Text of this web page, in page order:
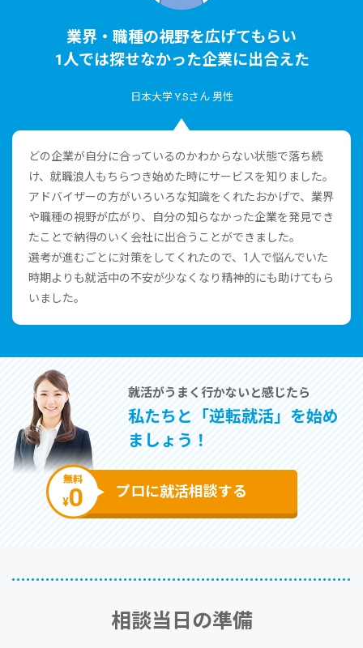
業界・職種の視野を広げてもらい
1⼈では探せなかった企業に出合えた
⽇本⼤学 Y.Sさん 男性
どの企業が⾃分に合っているのかわからない状態で落ち続
け、就職浪⼈もちらつき始めた時にサービスを知りました。
アドバイザーの⽅がいろいろな知識をくれたおかげで、業界
や職種の視野が広がり、⾃分の知らなかった企業を発⾒でき
たことで納得のいく会社に出合うことができました。
選考が進むごとに対策をしてくれたので、1⼈で悩んでいた
時期よりも就活中の不安が少なくなり精神的にも助けてもら
いました。
就活がうまく⾏かないと感じたら
私たちと「逆転就活」を始め
ましょう！
無料
¥0 プロに就活相談する
相談当⽇の準備